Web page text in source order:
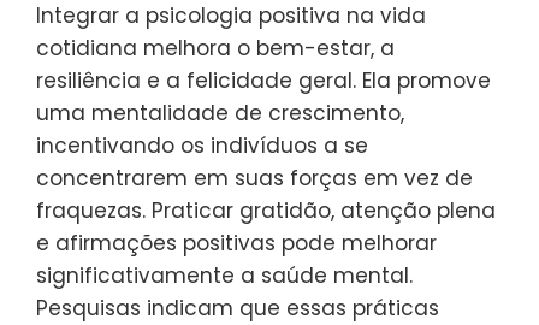
Integrar a psicologia positiva na vida
cotidiana melhora o bem-estar, a
resiliência e a felicidade geral. Ela promove
uma mentalidade de crescimento,
incentivando os indivíduos a se
concentrarem em suas forças em vez de
fraquezas. Praticar gratidão, atenção plena
e afirmações positivas pode melhorar
significativamente a saúde mental.
Pesquisas indicam que essas práticas